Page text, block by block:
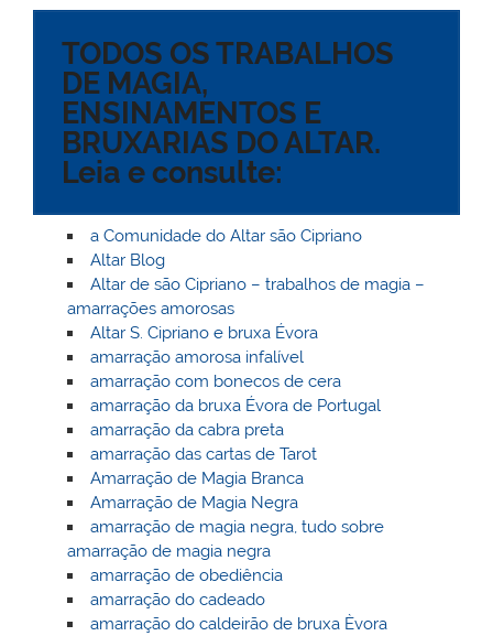
l
o
o
M
ai
l
er e
b
o
o
k
e
st
s
A
p
p
Pr
e
o
k.
o
m
e bl
TODOS OS TRABALHOS
DE MAGIA,
ENSINAMENTOS E
BRUXARIAS DO ALTAR.
Leia e consulte:
a Comunidade do Altar são Cipriano
Altar Blog
Altar de são Cipriano – trabalhos de magia –
amarrações amorosas
Altar S. Cipriano e bruxa Évora
amarração amorosa infalível
amarração com bonecos de cera
amarração da bruxa Évora de Portugal
amarração da cabra preta
amarração das cartas de Tarot
Amarração de Magia Branca
Amarração de Magia Negra
amarração de magia negra, tudo sobre
amarração de magia negra
amarração de obediência
amarração do cadeado
amarração do caldeirão de bruxa Èvora